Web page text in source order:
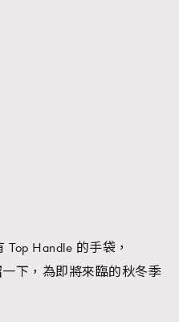
Handle 的手袋，
下，為即將來臨的秋冬季